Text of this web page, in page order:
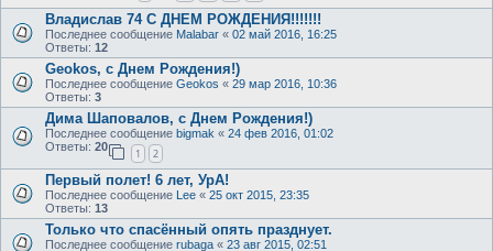
Владислав 74 С ДНЕМ РОЖДЕНИЯ!!!!!!!
Последнее сообщение Malabar « 02 май 2016, 16:25
Ответы: 12
Geokos, с Днем Рождения!)
Последнее сообщение Geokos « 29 мар 2016, 10:36
Ответы: 3
Дима Шаповалов, с Днем Рождения!)
Последнее сообщение bigmak « 24 фев 2016, 01:02
Ответы: 20
1 2
Первый полет! 6 лет, УрА!
Последнее сообщение Lee « 25 окт 2015, 23:35
Ответы: 13
Только что спасённый опять празднует.
Последнее сообщение rubaga « 23 авг 2015, 02:51